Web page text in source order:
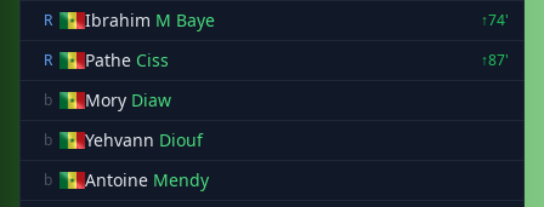
R
Ibrahim M Baye
↑74'
R
Pathe Ciss
↑87'
b
Mory Diaw
b Yehvann Diouf
b Antoine Mendy